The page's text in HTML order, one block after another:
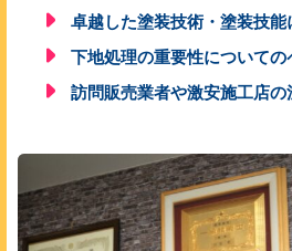
卓越した塗装技術・塗装技
下地処理の重要性についての
訪問販売業者や激安施工店